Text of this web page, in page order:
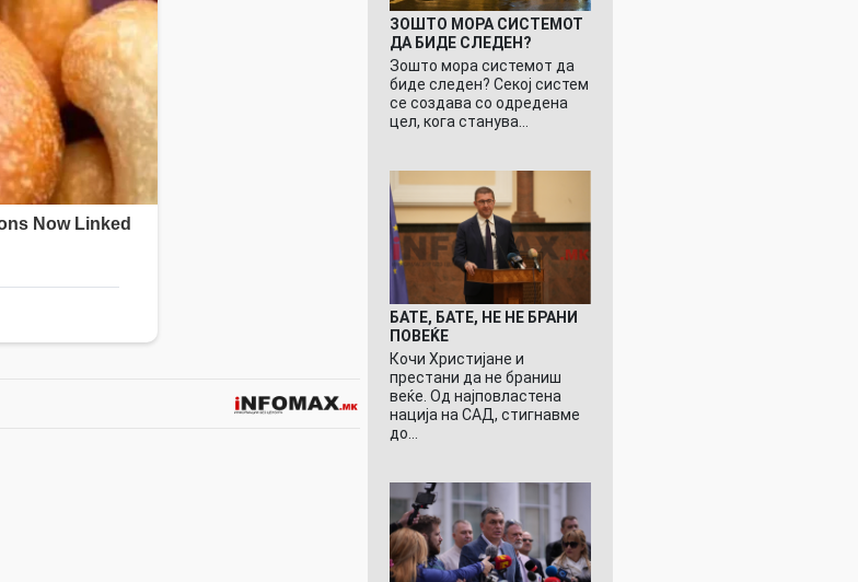
ЗОШТО МОРА СИСТЕМОТ
ДА БИДЕ СЛЕДЕН?
Зошто мора системот да
биде следен? Секој систем
се создава со одредена
цел, кога станува…
БАТЕ, БАТЕ, НЕ НЕ БРАНИ
ПОВЕЌЕ
Кочи Христијане и
престани да не браниш
веќе. Од најповластена
нација на САД, стигнавме
до…